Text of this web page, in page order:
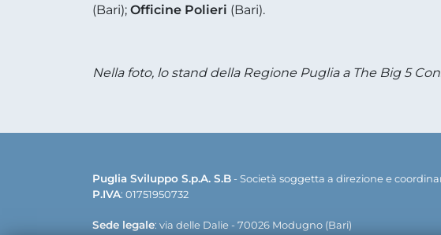
(Bari); Officine Polieri (Bari).
Nella foto, lo stand della Regione Puglia a The Big 5
Puglia Sviluppo S.p.A. S.B- Società soggetta a direzione e
P.IVA: 01751950732
Sede legale: via delle Dalie - 70026 Modugno (Bari)